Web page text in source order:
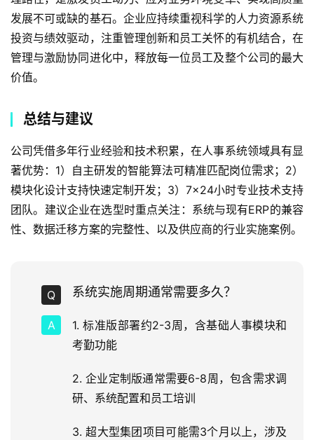
发展不可或缺的基石。企业应持续重视科学的人力资源系统
投资与绩效驱动，注重管理创新和员工关怀的有机结合，在
管理与激励协同进化中，释放每一位员工及整个公司的最大
价值。
总结与建议
公司凭借多年行业经验和技术积累，在人事系统领域具有显
著优势：1）自主研发的智能算法可精准匹配岗位需求；2）
模块化设计支持快速定制开发；3）7×24小时专业技术支持
团队。建议企业在选型时重点关注：系统与现有ERP的兼容
性、数据迁移方案的完整性、以及供应商的行业实施案例。
系统实施周期通常需要多久？
1. 标准版部署约2-3周，含基础人事模块和
考勤功能
2. 企业定制版通常需要6-8周，包含需求调
研、系统配置和员工培训
3. 超大型集团项目可能需3个月以上，涉及